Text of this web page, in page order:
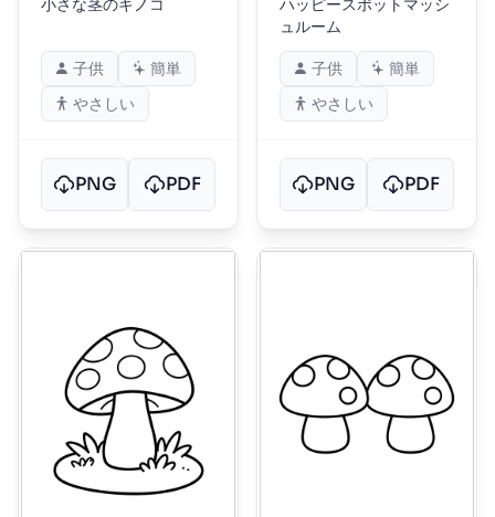
小さな茎のキノコ
子供
簡単
やさしい
PNG PDF
ハッピースポットマッシ
ュルーム
子供
簡単
やさしい
PNG PDF